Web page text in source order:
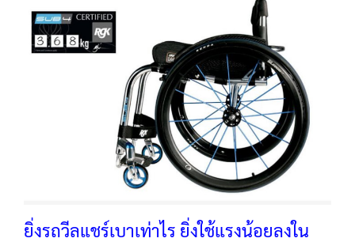
ยิ่งรถวีลแชร์เบาเท่าไร ยิ่งใช้แรงน้อยลงใน